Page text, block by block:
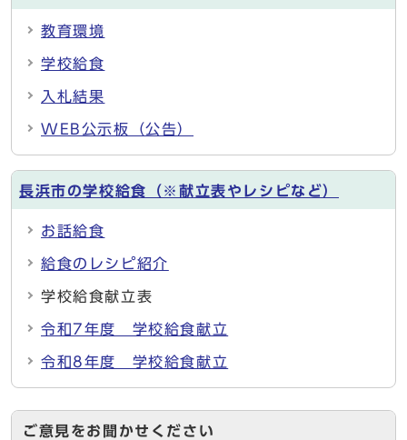
教育環境
学校給食
入札結果
WEB公示板（公告）
長浜市の学校給食（※献立表やレシピなど）
お話給食
給食のレシピ紹介
学校給食献立表
令和7年度 学校給食献立
令和8年度 学校給食献立
ご意見をお聞かせください